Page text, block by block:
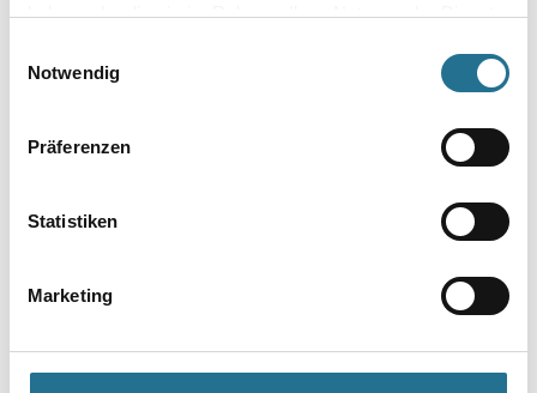
haben oder die sie im Rahmen Ihrer Nutzung der Dienste
Notwendig
Präferenzen
Statistiken
Marketing
PRODUKTEIGENSCHAFTEN
Verarbeitungstemp./Luftfeuchte
Verbrauch